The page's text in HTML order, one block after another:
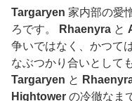
Targaryen 家内部の愛
ろです。
Rhaenyra と
争いではなく、かつて
なぶつかり合いとして
Targaryen と
Hightower の冷徹なま